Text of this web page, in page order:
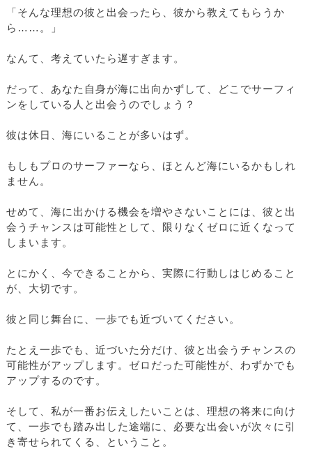
「そんな理想の彼と出会ったら、彼から教えてもらうか
ら……。」
なんて、考えていたら遅すぎます。
だって、あなた自身が海に出向かずして、どこでサーフィ
ンをしている人と出会うのでしょう？
彼は休日、海にいることが多いはず。
もしもプロのサーファーなら、ほとんど海にいるかもしれ
ません。
せめて、海に出かける機会を増やさないことには、彼と出
会うチャンスは可能性として、限りなくゼロに近くなって
しまいます。
とにかく、今できることから、実際に行動しはじめること
が、大切です。
彼と同じ舞台に、一歩でも近づいてください。
たとえ一歩でも、近づいた分だけ、彼と出会うチャンスの
可能性がアップします。ゼロだった可能性が、わずかでも
アップするのです。
そして、私が一番お伝えしたいことは、理想の将来に向け
て、一歩でも踏み出した途端に、必要な出会いが次々に引
き寄せられてくる、ということ。